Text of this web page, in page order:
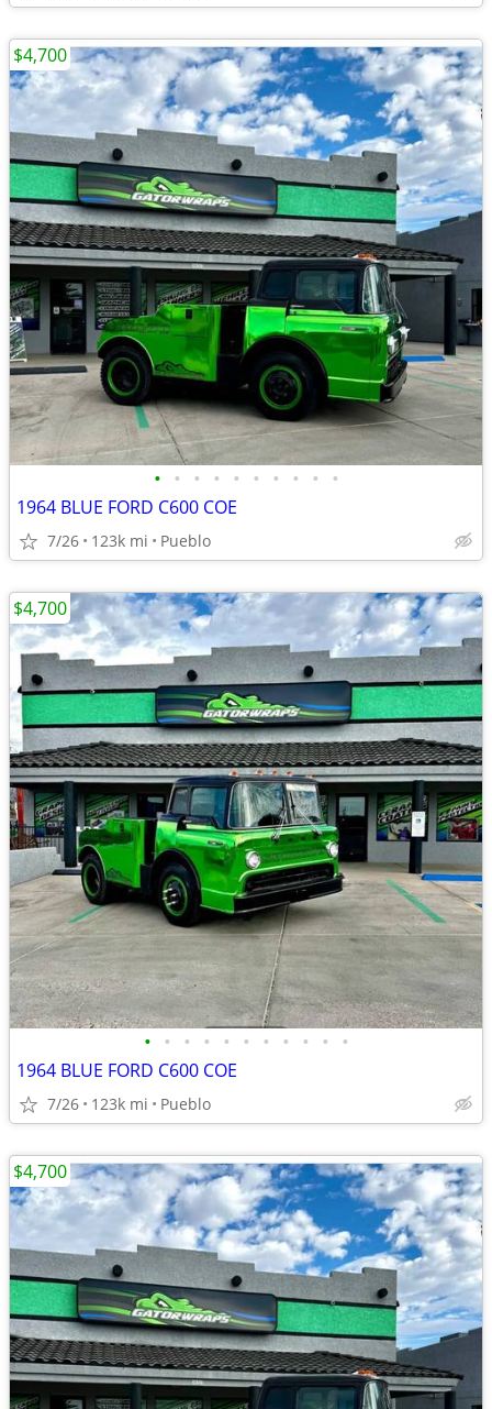
• • • • • • • • • •
1964 BLUE FORD C600 COE
7/26 123k mi Pueblo
$4,700
• • • • • • • • • • •
1964 BLUE FORD C600 COE
7/26 123k mi Pueblo
$4,700
$4,700